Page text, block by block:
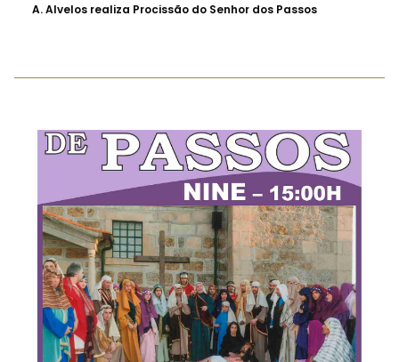
A.Alvelos realiza Procissão do Senhor dos Passos